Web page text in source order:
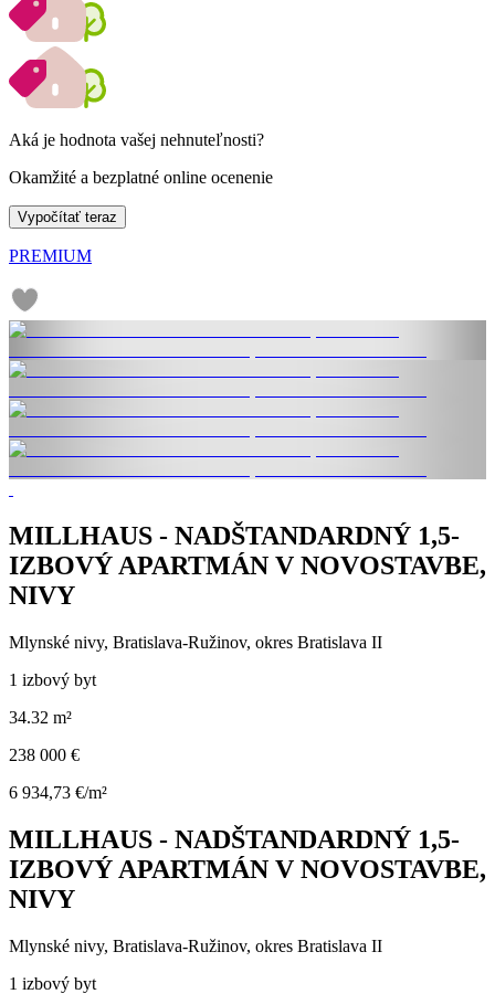
Aká je hodnota vašej nehnuteľnosti?
Okamžité a bezplatné online ocenenie
Vypočítať teraz
PREMIUM
MILLHAUS - NADŠTANDARDNÝ 1,5-
IZBOVÝ APARTMÁN V NOVOSTAVBE,
NIVY
Mlynské nivy, Bratislava-Ružinov, okres Bratislava II
1 izbový byt
34.32 m²
238 000 €
6 934,73 €/m²
MILLHAUS - NADŠTANDARDNÝ 1,5-
IZBOVÝ APARTMÁN V NOVOSTAVBE,
NIVY
Mlynské nivy, Bratislava-Ružinov, okres Bratislava II
1 izbový byt